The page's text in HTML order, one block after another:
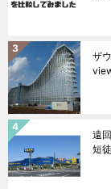
ザ
遠
短